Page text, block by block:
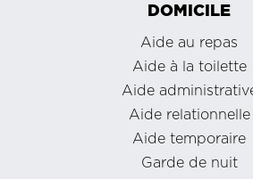
DOMICILE
Aide au repas
Aide à la toilette
Aide
Aide relationnelle
Aide temporaire
Garde de nuit